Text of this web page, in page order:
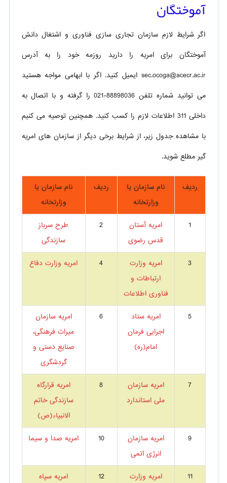
آموختگان
اگر شرایط لازم سازمان تجاری سازی فناوری و اشتغال دانش
آموختگان برای امریه را دارید روزمه خود را به آدرس
sec.ocoga@acecr.ac.ir ایمیل کنید. اگر با ابهامی مواجه هستید
می توانید شماره تلفن 88898036-021 را گرفته و با اتصال به
داخلی 311 اطلاعات لازم را کسب کنید. همچنین توصیه می کنیم
با مشاهده جدول زیر، از شرایط برخی دیگر از سازمان های امریه
گیر مطلع شوید.
ردیف
نام سازمان یا
وزارتخانه
ردیف
نام سازمان یا
وزارتخانه
1
امریه آستان
قدس رضوی
2
طرح سرباز
سازندگی
3
امریه وزارت
ارتباطات و
فناوری اطلاعات
4 امریه وزارت دفاع
5
امریه ستاد
اجرایی فرمان
امام(ره)
6
امریه سازمان
میراث فرهنگی،
صنایع دستی و
گردشگری
7
امریه سازمان
ملی استاندارد
8
امریه قرارگاه
سازندگی خاتم
الانبیاء(ص)
9
امریه سازمان
انرژی اتمی
10 امریه صدا و سیما
11
امریه وزارت
12 امریه سپاه